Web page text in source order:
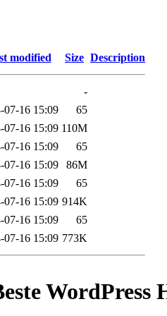
modified Size Description
-
07-16 15:09
65
07-16 15:09 110M
07-16 15:09
65
07-16 15:09
86M
07-16 15:09
65
07-16 15:09 914K
07-16 15:09
65
07-16 15:09 773K
WordPress